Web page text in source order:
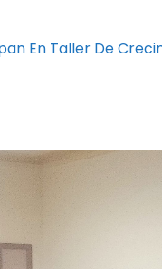
En Taller De